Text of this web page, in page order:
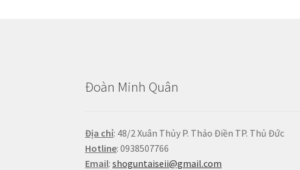
Đoàn Minh Quân
Địa chỉ: 48/2 Xuân Thủy P. Thảo Điền TP. Thủ Đức
Hotline: 0938507766
Email:shoguntaiseii@gmail.com